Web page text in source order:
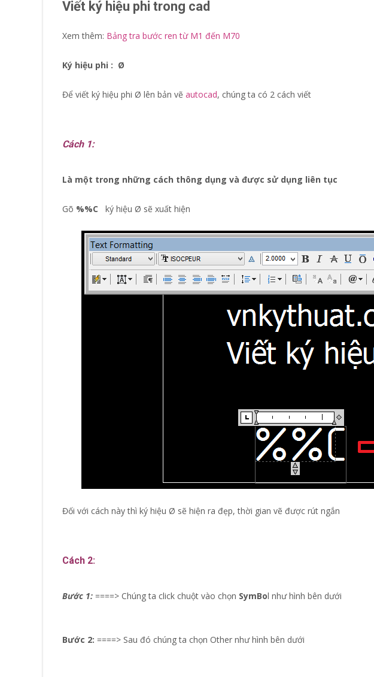
Viết ký hiệu phi trong cad
Xem thêm: Bảng tra bước ren từ M1 đến M70
Ký hiệu phi : Ø
Để viết ký hiệu phi Ø lên bản vẽ autocad, chúng ta có 2 cách viết
Cách 1:
Là một trong những cách thông dụng và được sử dụng liên tục
Gõ %%C ký hiệu Ø sẽ xuất hiện
Đối với cách này thì ký hiệu Ø sẽ hiện ra đẹp, thời gian vẽ được rút ngắn
Cách 2:
Bước 1: ====> Chúng ta click chuột vào chọn SymBol như hình bên dưới
Bước 2: ====> Sau đó chúng ta chọn Other như hình bên dưới